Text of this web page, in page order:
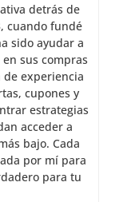
detrás de
cuando fundé
sido ayudar a
sus compras
de experiencia
cupones y
estrategias
acceder a
bajo. Cada
por mí para
para tu